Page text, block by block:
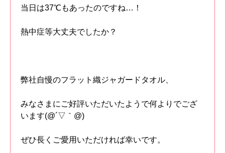
当日は37℃もあったのですね…！
熱中症等大丈夫でしたか？
弊社自慢のフラット織ジャガードタオル、
みなさまにご好評いただいたようで何よりでござ
います(@´▽｀@)
ぜひ長くご愛用いただければ幸いです。